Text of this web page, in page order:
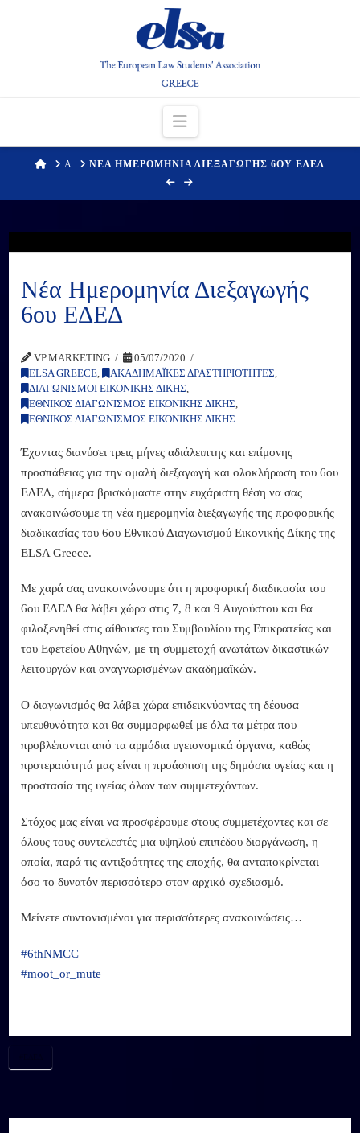
Navigation
HOME
Α ΝΕΑ ΗΜΕΡΟΜΗΝΙΑ ΔΙΕΞΑΓΩΓΗΣ 6ΟΥ ΕΔΕΔ
Νέα Ημερομηνία Διεξαγωγής
6ου ΕΔΕΔ
VP.MARKETING
05/07/2020
ELSA GREECE, ΑΚΑΔΗΜΑΪΚΕΣ ΔΡΑΣΤΗΡΙΟΤΗΤΕΣ,
ΔΙΑΓΩΝΙΣΜΟΙ ΕΙΚΟΝΙΚΗΣ ΔΙΚΗΣ,
ΕΘΝΙΚΟΣ ΔΙΑΓΩΝΙΣΜΟΣ ΕΙΚΟΝΙΚΗΣ ΔΙΚΗΣ,
ΕΘΝΙΚΟΣ ΔΙΑΓΩΝΙΣΜΟΣ ΕΙΚΟΝΙΚΗΣ ΔΙΚΗΣ
Έχοντας διανύσει τρεις μήνες αδιάλειπτης και επίμονης
προσπάθειας για την ομαλή διεξαγωγή και ολοκλήρωση του 6ου
ΕΔΕΔ, σήμερα βρισκόμαστε στην ευχάριστη θέση να σας
ανακοινώσουμε τη νέα ημερομηνία διεξαγωγής της προφορικής
διαδικασίας του 6ου Εθνικού Διαγωνισμού Εικονικής Δίκης της
ELSA Greece.
Με χαρά σας ανακοινώνουμε ότι η προφορική διαδικασία του
6ου ΕΔΕΔ θα λάβει χώρα στις 7, 8 και 9 Αυγούστου και θα
φιλοξενηθεί στις αίθουσες του Συμβουλίου της Επικρατείας και
του Εφετείου Αθηνών, με τη συμμετοχή ανωτάτων δικαστικών
λειτουργών και αναγνωρισμένων ακαδημαϊκών.
Ο διαγωνισμός θα λάβει χώρα επιδεικνύοντας τη δέουσα
υπευθυνότητα και θα συμμορφωθεί με όλα τα μέτρα που
προβλέπονται από τα αρμόδια υγειονομικά όργανα, καθώς
προτεραιότητά μας είναι η προάσπιση της δημόσια υγείας και η
προστασία της υγείας όλων των συμμετεχόντων.
Στόχος μας είναι να προσφέρουμε στους συμμετέχοντες και σε
όλους τους συντελεστές μια υψηλού επιπέδου διοργάνωση, η
οποία, παρά τις αντιξοότητες της εποχής, θα ανταποκρίνεται
όσο το δυνατόν περισσότερο στον αρχικό σχεδιασμό.
Μείνετε συντονισμένοι για περισσότερες ανακοινώσεις…
#6thNMCC
#moot_or_mute